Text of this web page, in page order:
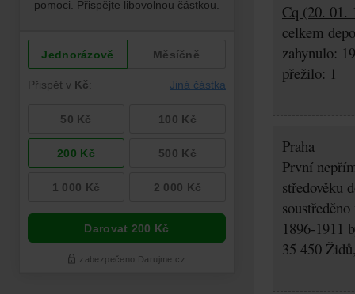
Cq (20. 01.
celkem
zahynulo:
přežilo: 1
Praha
První
středověku
1896-1911
35 450